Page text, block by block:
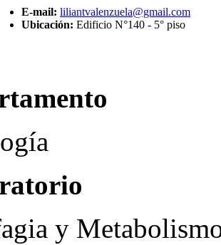
E-mail: liliantvalenzuela@gmail.com
Ubicación: Edificio N°140 - 5° piso
y